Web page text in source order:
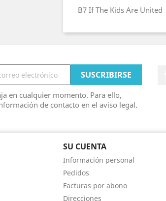
B7 If The Kids Are United
en cualquier momento. Para ello,
de contacto en el aviso legal.
SU CUENTA
Información personal
Pedidos
Facturas por abono
Direcciones